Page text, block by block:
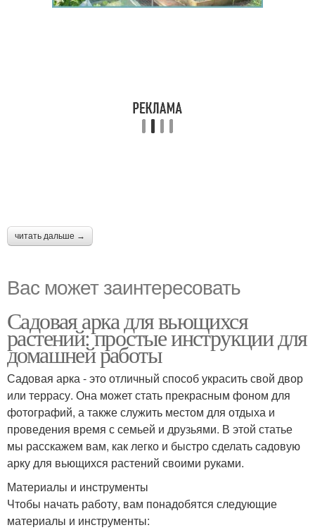
читать дальше →
Вас может заинтересовать
Садовая арка для вьющихся
растений: простые инструкции для
домашней работы
Садовая арка - это отличный способ украсить свой двор
или террасу. Она может стать прекрасным фоном для
фотографий, а также служить местом для отдыха и
проведения время с семьей и друзьями. В этой статье
мы расскажем вам, как легко и быстро сделать садовую
арку для вьющихся растений своими руками.
Материалы и инструменты
Чтобы начать работу, вам понадобятся следующие
материалы и инструменты: